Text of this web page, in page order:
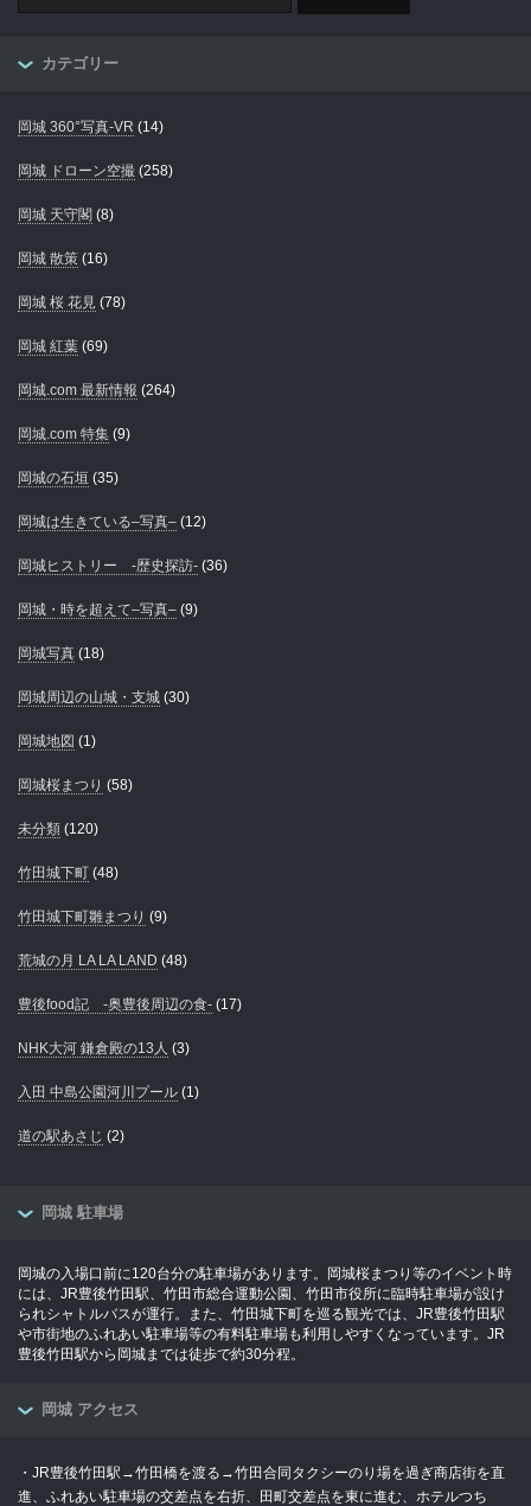
カテゴリー
岡城 360°写真-VR (14)
岡城 ドローン空撮 (258)
岡城 天守閣 (8)
岡城 散策 (16)
岡城 桜 花見 (78)
岡城 紅葉 (69)
岡城.com 最新情報 (264)
岡城.com 特集 (9)
岡城の石垣 (35)
岡城は生きている–写真– (12)
岡城ヒストリー -歴史探訪- (36)
岡城・時を超えて–写真– (9)
岡城写真 (18)
岡城周辺の山城・支城 (30)
岡城地図 (1)
岡城桜まつり (58)
未分類 (120)
竹田城下町 (48)
竹田城下町雛まつり (9)
荒城の月 LA LA LAND (48)
豊後food記 -奥豊後周辺の食- (17)
NHK大河 鎌倉殿の13人 (3)
入田 中島公園河川プール (1)
道の駅あさじ (2)
岡城 駐車場
岡城の入場口前に120台分の駐車場があります。岡城桜まつり等のイベント時
には、JR豊後竹田駅、竹田市総合運動公園、竹田市役所に臨時駐車場が設け
られシャトルバスが運行。また、竹田城下町を巡る観光では、JR豊後竹田駅
や市街地のふれあい駐車場等の有料駐車場も利用しやすくなっています。JR
豊後竹田駅から岡城までは徒歩で約30分程。
岡城 アクセス
・JR豊後竹田駅→竹田橋を渡る→竹田合同タクシーのり場を過ぎ商店街を直
進、ふれあい駐車場の交差点を右折、田町交差点を東に進む、ホテルつち